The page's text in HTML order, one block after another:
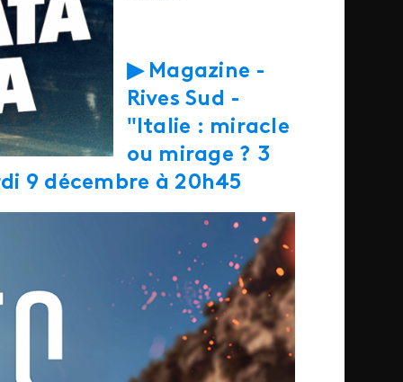
▶ Magazine -
Rives Sud -
"Italie : miracle
ou mirage ? 3
9 décembre à 20h45